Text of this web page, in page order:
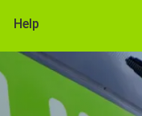
Help